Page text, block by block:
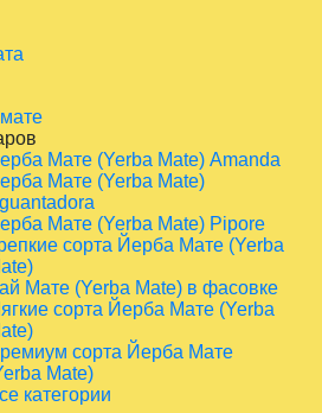
Мате (Yerba Mate) Amanda
Мате (Yerba Mate)
Мате (Yerba Mate) Pipore
сорта Йерба Мате (Yerba
Мате (Yerba Mate) в фасовке
сорта Йерба Мате (Yerba
сорта Йерба Мате
Mate)
категории